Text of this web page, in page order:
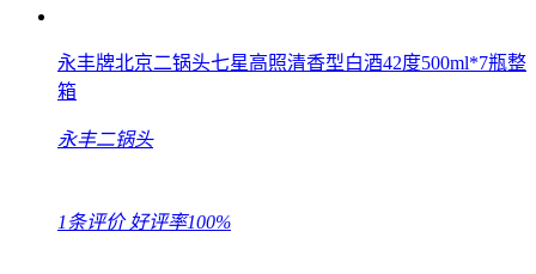
永丰牌北京二锅头七星高照清香型白酒42度500ml*7瓶整
箱
永丰二锅头
1条评价 好评率100%